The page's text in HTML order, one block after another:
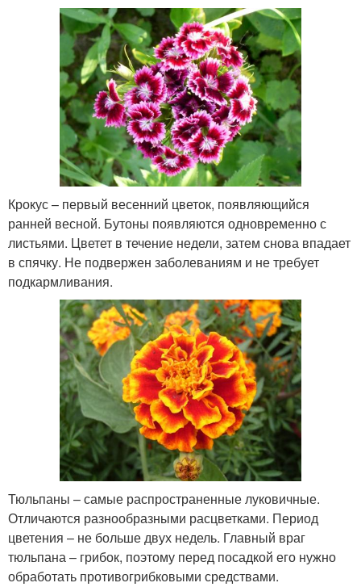
Крокус – первый весенний цветок, появляющийся
ранней весной. Бутоны появляются одновременно с
листьями. Цветет в течение недели, затем снова впадает
в спячку. Не подвержен заболеваниям и не требует
подкармливания.
Тюльпаны – самые распространенные луковичные.
Отличаются разнообразными расцветками. Период
цветения – не больше двух недель. Главный враг
тюльпана – грибок, поэтому перед посадкой его нужно
обработать противогрибковыми средствами.